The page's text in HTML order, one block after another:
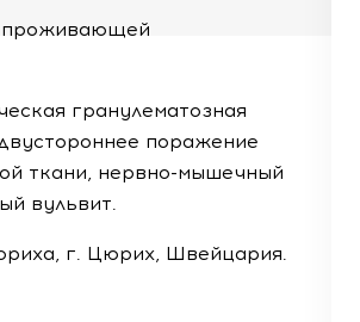
проживающей
гранулематозная
поражение
ткани, нервно-мышечный
вульвит.
г. Цюрих, Швейцария.